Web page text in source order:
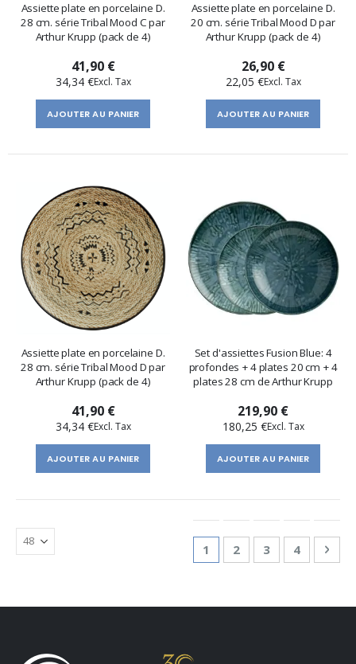
Assiette plate en porcelaine D.
28 cm. série Tribal Mood C par
Arthur Krupp (pack de 4)
41,90 €
34,34 €
AJOUTER AU PANIER
Assiette plate en porcelaine D.
20 cm. série Tribal Mood D par
Arthur Krupp (pack de 4)
26,90 €
22,05 €
AJOUTER AU PANIER
Assiette plate en porcelaine D.
28 cm. série Tribal Mood D par
Arthur Krupp (pack de 4)
41,90 €
34,34 €
AJOUTER AU PANIER
Set d'assiettes Fusion Blue: 4
profondes + 4 plates 20 cm + 4
plates 28 cm de Arthur Krupp
219,90 €
180,25 €
AJOUTER AU PANIER
You're currently reading
1 Page
2 Page
3 Page
4